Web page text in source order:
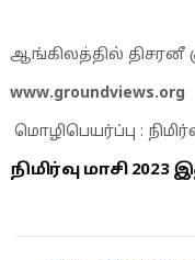
ஆங்கிலத்தில் திசரனீ
www.groundviews.org
மொழிபெயர்ப்பு :
நிமிர்வு மாசி 2023